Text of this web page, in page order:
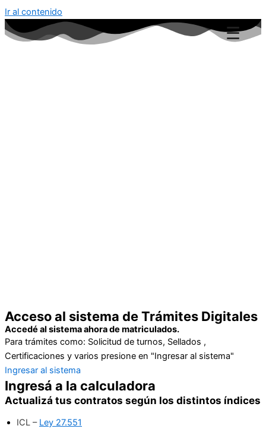
Ir al contenido
☰
Acceso al sistema de Trámites Digitales​
Accedé al sistema ahora de matriculados.
Para trámites como: Solicitud de turnos, Sellados ,
Certificaciones y varios presione en "Ingresar al sistema"
Ingresar al sistema
Ingresá a la calculadora ​
Actualizá tus contratos según los distintos índices
ICL – Ley 27.551